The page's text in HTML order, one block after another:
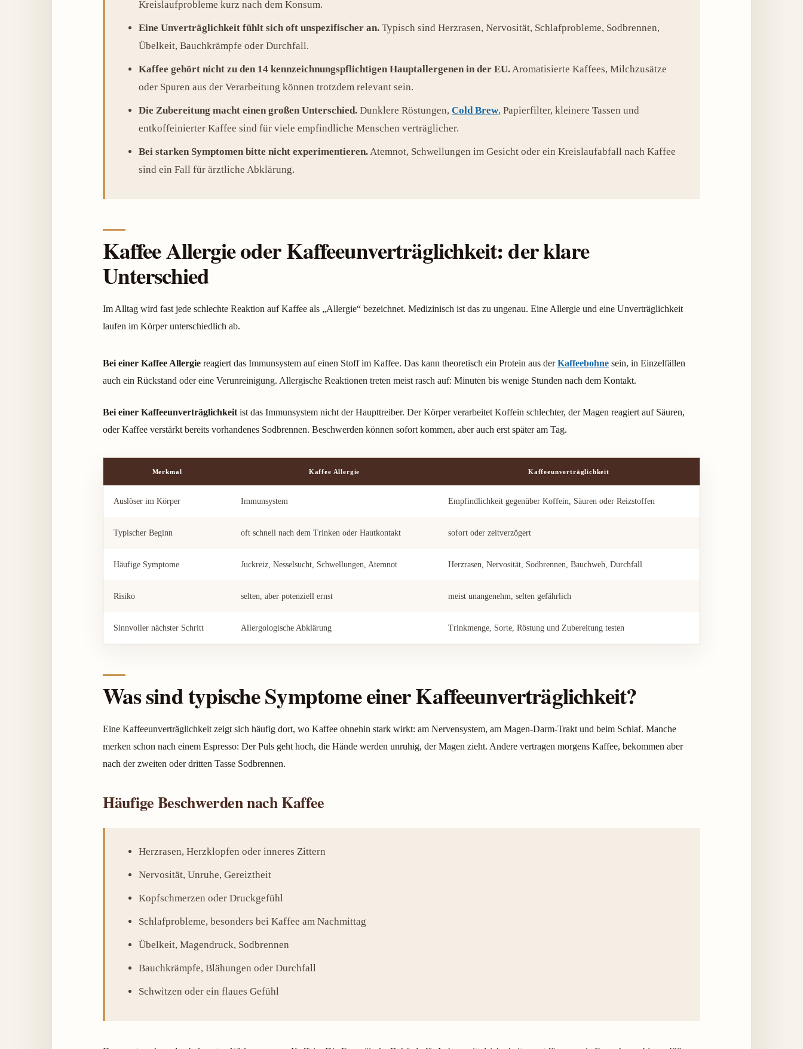
Kreislaufprobleme kurz nach dem Konsum.
Eine Unverträglichkeit fühlt sich oft unspezifischer an. Typisch sind Herzrasen, Nervosität, Schlafprobleme, Sodbrennen,
Übelkeit, Bauchkrämpfe oder Durchfall.
Kaffee gehört nicht zu den 14 kennzeichnungspflichtigen Hauptallergenen in der EU.Aromatisierte Kaffees, Milchzusätze
oder Spuren aus der Verarbeitung können trotzdem relevant sein.
Die Zubereitung macht einen großen Unterschied. Dunklere Röstungen, Cold Brew, Papierfilter, kleinere Tassen und
entkoffeinierter Kaffee sind für viele empfindliche Menschen verträglicher.
Bei starken Symptomen bitte nicht experimentieren.Atemnot, Schwellungen im Gesicht oder ein Kreislaufabfall nach Kaffee
sind ein Fall für ärztliche Abklärung.
Kaffee Allergie oder Kaffeeunverträglichkeit: der klare
Unterschied
Im Alltag wird fast jede schlechte Reaktion auf Kaffee als „Allergie“ bezeichnet. Medizinisch ist das zu ungenau. Eine Allergie und eine Unverträglichkeit
laufen im Körper unterschiedlich ab.
Bei einer Kaffee Allergie reagiert das Immunsystem auf einen Stoff im Kaffee. Das kann theoretisch ein Protein aus derKaffeebohne sein, in Einzelfällen
auch ein Rückstand oder eine Verunreinigung. Allergische Reaktionen treten meist rasch auf: Minuten bis wenige Stunden nach dem Kontakt.
Bei einer Kaffeeunverträglichkeit ist das Immunsystem nicht der Haupttreiber. Der Körper verarbeitet Koffein schlechter, der Magen reagiert auf Säuren,
oder Kaffee verstärkt bereits vorhandenes Sodbrennen. Beschwerden können sofort kommen, aber auch erst später am Tag.
Merkmal Kaffee Allergie Kaffeeunverträglichkeit
Auslöser im Körper Immunsystem Empfindlichkeit gegenüber Koffein, Säuren oder Reizstoffen
Typischer Beginn oft schnell nach dem Trinken oder Hautkontakt sofort oder zeitverzögert
Häufige Symptome Juckreiz, Nesselsucht, Schwellungen, Atemnot Herzrasen, Nervosität, Sodbrennen, Bauchweh, Durchfall
Risiko selten, aber potenziell ernst meist unangenehm, selten gefährlich
Sinnvoller nächster Schritt Allergologische Abklärung Trinkmenge, Sorte, Röstung und Zubereitung testen
Was sind typische Symptome einer Kaffeeunverträglichkeit?
Eine Kaffeeunverträglichkeit zeigt sich häufig dort, wo Kaffee ohnehin stark wirkt: am Nervensystem, am Magen-Darm-Trakt und beim Schlaf. Manche
merken schon nach einem Espresso: Der Puls geht hoch, die Hände werden unruhig, der Magen zieht. Andere vertragen morgens Kaffee, bekommen aber
nach der zweiten oder dritten Tasse Sodbrennen.
Häufige Beschwerden nach Kaffee
Herzrasen, Herzklopfen oder inneres Zittern
Nervosität, Unruhe, Gereiztheit
Kopfschmerzen oder Druckgefühl
Schlafprobleme, besonders bei Kaffee am Nachmittag
Übelkeit, Magendruck, Sodbrennen
Bauchkrämpfe, Blähungen oder Durchfall
Schwitzen oder ein flaues Gefühl